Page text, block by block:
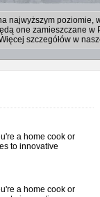
najwyższym
one zamieszczane
szczegółów w
a home cook or
to innovative
a home cook or